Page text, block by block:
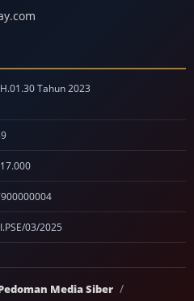
Tahun 2023
03/2025
Media Siber